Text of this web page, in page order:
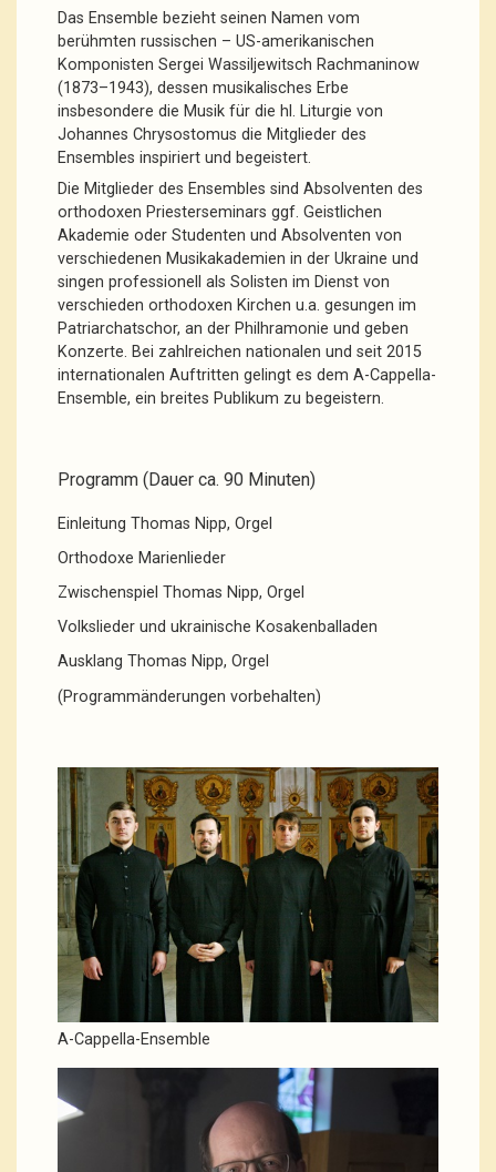
Das Ensemble bezieht seinen Namen vom
berühmten russischen – US-amerikanischen
Komponisten Sergei Wassiljewitsch Rachmaninow
(1873–1943), dessen musikalisches Erbe
insbesondere die Musik für die hl. Liturgie von
Johannes Chrysostomus die Mitglieder des
Ensembles inspiriert und begeistert.
Die Mitglieder des Ensembles sind Absolventen des
orthodoxen Priesterseminars ggf. Geistlichen
Akademie oder Studenten und Absolventen von
verschiedenen Musikakademien in der Ukraine und
singen professionell als Solisten im Dienst von
verschieden orthodoxen Kirchen u.a. gesungen im
Patriarchatschor, an der Philhramonie und geben
Konzerte. Bei zahlreichen nationalen und seit 2015
internationalen Auftritten gelingt es dem A-Cappella-
Ensemble, ein breites Publikum zu begeistern.
Programm (Dauer ca. 90 Minuten)
Einleitung Thomas Nipp, Orgel
Orthodoxe Marienlieder
Zwischenspiel Thomas Nipp, Orgel
Volkslieder und ukrainische Kosakenballaden
Ausklang Thomas Nipp, Orgel
(Programmänderungen vorbehalten)
A-Cappella-Ensemble